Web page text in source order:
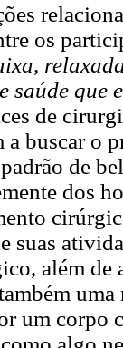
os
saúde que
de
a buscar o
de
dos
suas
além de
uma
um corpo